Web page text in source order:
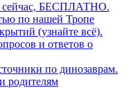
сейчас, БЕСПЛАТНО.
по нашей Тропе
(узнайте всё).
и ответов о
по динозаврам.
родителям